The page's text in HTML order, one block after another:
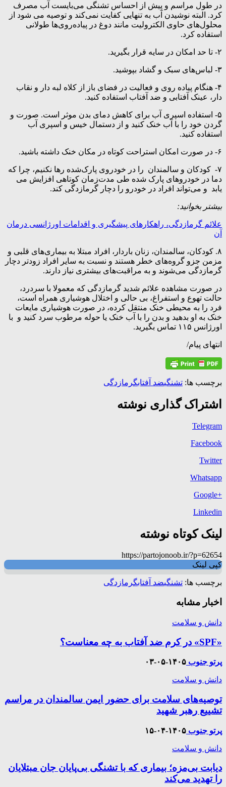
در طول مراسم و پیش از احساس تشنگی می‌بایست آب مصرف‌
کرد. البته نوشیدن آب به تنهایی کفایت نمی‌کند و توصیه می شود از
محلول‌های حاوی الکترولیت مانند دوغ در پیاده‌روی‌ها طولانی
استفاده‌ کرد.
۲- تا حد امکان در سایه قرار بگیرید.
۳- لباس‌های سبک و گشاد بپوشید.
۴- هنگام پیاده روی و فعالیت در فضای باز از کلاه لبه دار و نقاب
دار، عینک آفتابی و ضد آفتاب استفاده کنید.
۵- استفاده اسپری آب برای کاهش دمای بدن موثر است. صورت و
گردن خود را با آب خنک کنید و از دستمال خیس و اسپری آب
استفاده کنید.
۶- در صورت امکان استراحت کوتاه در مکان خنک داشته باشید.
۷- کودکان و سالمندان را در خودروی پارک‌شده رها نکنیم، چرا که
دما در خودروهای پارک‌ شده طی مدت‌زمان کوتاهی افزایش می
یابد و می‌تواند افراد در خودرو را دچار گرمازدگی کند.
بیشتر بخوانید:
علائم گرمازدگی، راهکارهای پیشگیری و اقدامات اورژانسی درمان
آن
۸. کودکان، سالمندان، زنان باردار، افراد مبتلا به بیماری‌های قلبی و
مزمن جزو گروه‌های خطر هستند و نسبت به سایر افراد زودتر دچار
گرمازدگی می‌شوند و به مراقبت‌های بیشتری نیاز دارند.
در صورت مشاهده علائم شدید گرمازدگی که معمولا با سردرد،
حالت تهوع و استفراغ، بی حالی و اختلال هوشیاری همراه است،
فرد را به محیطی خنک منتقل کرده، در صورت هوشیاری مایعات
خنک به او بدهید و بدن را با آب خنک یا حوله مرطوب سرد کنید و با
اورژانس ۱۱۵ تماس بگیرید.
انتهای پیام/
برچسب ها: تشنگیضد آفتابگرمازدگی
اشتراک گذاری نوشته
Telegram
Facebook
Twitter
Whatsapp
+Google
Linkedin
لینک کوتاه نوشته
https://partojonoob.ir/?p=62654
کپی لینک
برچسب ها: تشنگیضد آفتابگرمازدگی
اخبار مشابه
دانش و سلامت
«SPF» در کرم ضد آفتاب به چه معناست؟
پرتو جنوب ۱۴۰۵-۰۵-۰۳
دانش و سلامت
توصیه‌های سلامت برای حضور ایمن سالمندان در مراسم
تشییع رهبر شهید
پرتو جنوب ۱۴۰۵-۰۴-۱۵
دانش و سلامت
دیابت بی‌مزه؛ بیماری که با تشنگی بی‌پایان جان مبتلایان
را تهدید می‌کند